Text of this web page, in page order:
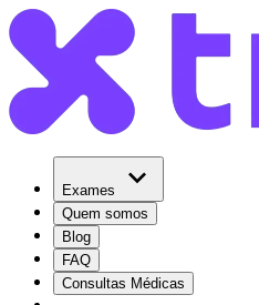
Exames
Quem somos
Blog
FAQ
Consultas Médicas